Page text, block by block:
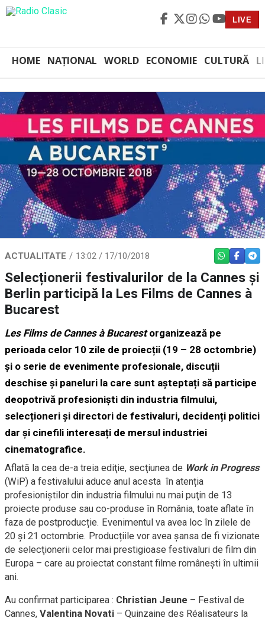
LIVE
HOME NAȚIONAL WORLD ECONOMIE CULTURĂ
ACTUALITATE 13:02 / 17/10/2018 WHATSAPP
Selecționerii festivalurilor de la Cannes și
Berlin participă la Les Films de Cannes à
Bucarest
Les Films de Cannes àBucarestorganizează pe
perioada celor 10 zile de proiecții (19 – 28 octombrie)
și o serie de evenimente profesionale, discuții
deschise și paneluri la care sunt așteptați să participe
deopotrivă profesioniști din industria filmului,
selecționeri și directori de festivaluri, decidenți politici
dar și cinefili interesați de mersul industriei
cinematografice.
Aflată la cea de-a treia ediţie, secţiunea de Work in Progress
(WiP) a festivalului aduce anul acesta în atenția
profesioniștilor din industria filmului nu mai puţin de 13
proiecte produse sau co-produse în România, toate aflate în
faza de postproducție. Evenimentul va avea loc în zilele de
20 și 21 octombrie. Producțiile vor avea șansa de fi vizionate
de selecţionerii celor mai prestigioase festivaluri de film din
Europa – care au proiectat constant filme româneşti în ultimii
ani.
Au confirmat participarea : Christian Jeune – Festival de
Cannes, Valentina Novati – Quinzaine des Réalisateurs la